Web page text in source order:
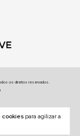
cookies para agilizar a
os direitos reservados.